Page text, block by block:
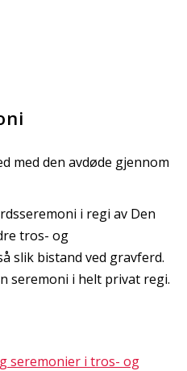
med den avdøde gjennom
i regi av Den
tros- og
slik bistand ved gravferd.
seremoni i helt privat regi.
seremonier i tros- og